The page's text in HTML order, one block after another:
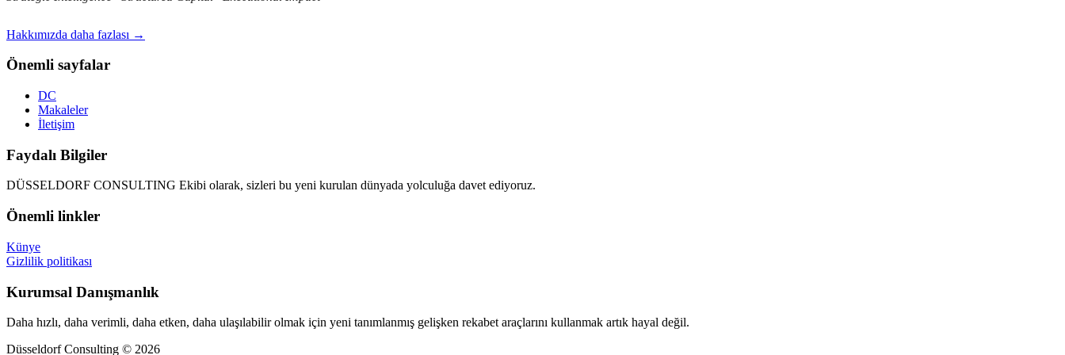
Hakkımızda daha fazlası →
Önemli sayfalar
DC
Makaleler
İletişim
Faydalı Bilgiler
DÜSSELDORF CONSULTING Ekibi olarak, sizleri bu yeni kurulan dünyada yolculuğa davet ediyoruz.
Önemli linkler
Künye
Gizlilik politikası
Kurumsal Danışmanlık
Daha hızlı, daha verimli, daha etken, daha ulaşılabilir olmak için yeni tanımlanmış gelişken rekabet araçlarını kullanmak artık hayal değil.
Düsseldorf Consulting © 2026